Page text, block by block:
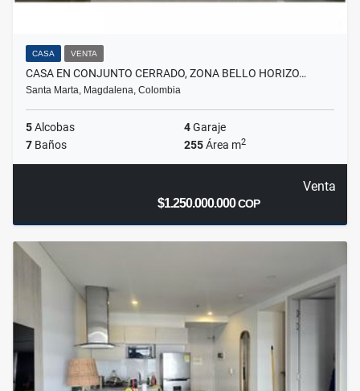
CASA VENTA
CASA EN CONJUNTO CERRADO, ZONA BELLO HORIZO…
Santa Marta, Magdalena, Colombia
5Alcobas 4Garaje
7 Baños 255Área m2
Venta
$1.250.000.000COP